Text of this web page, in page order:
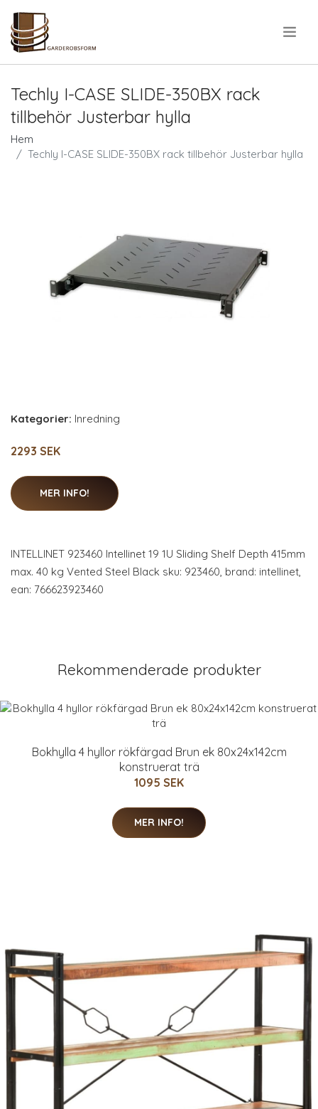
Techly I-CASE SLIDE-350BX rack
tillbehör Justerbar hylla
Hem
Techly I-CASE SLIDE-350BX rack tillbehör Justerbar hylla
Kategorier: Inredning
2293 SEK
MER INFO!
INTELLINET 923460 Intellinet 19 1U Sliding Shelf Depth 415mm
max. 40 kg Vented Steel Black sku: 923460, brand: intellinet,
ean: 766623923460
Rekommenderade produkter
Bokhylla 4 hyllor rökfärgad Brun ek 80x24x142cm
konstruerat trä
1095 SEK
MER INFO!